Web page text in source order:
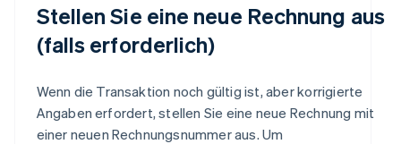
Stellen Sie eine neue Rechnung aus
(falls erforderlich)
Wenn die Transaktion noch gültig ist, aber korrigierte
Angaben erfordert, stellen Sie eine neue Rechnung mit
einer neuen Rechnungsnummer aus. Um